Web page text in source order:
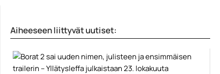
Aiheeseen liittyvät uutiset: